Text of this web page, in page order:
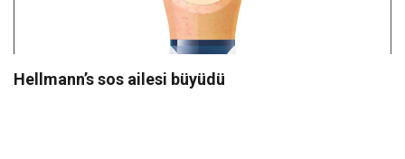
Hellmann’s sos ailesi büyüdü